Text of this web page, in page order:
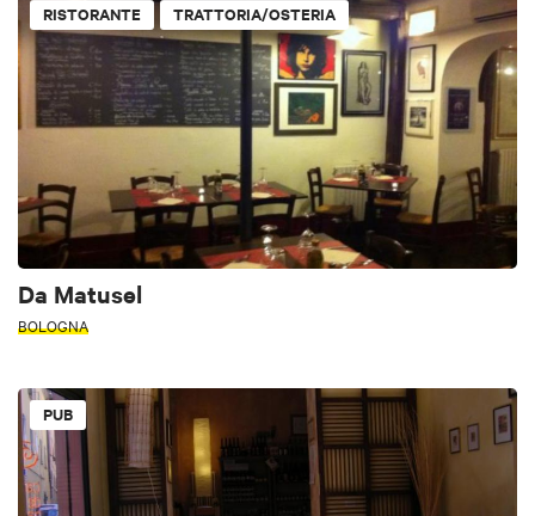
RISTORANTE TRATTORIA/OSTERIA
Da Matusel
BOLOGNA
PUB